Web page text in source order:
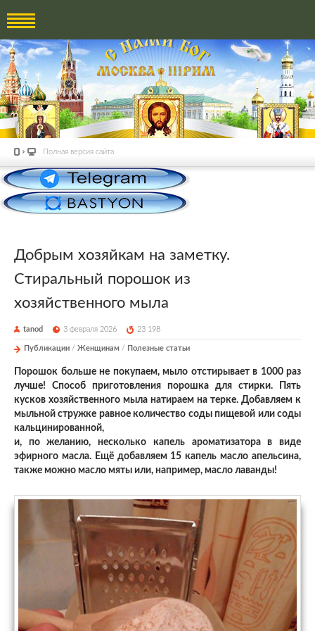
Полная версия сайта
Добрым хозяйкам на заметку.
Стиральный порошок из
хозяйственного мыла
tanod 3 февраля 2026 23 198
Публикации / Женщинам / Полезные статьи
Порошок больше не покупаем, мыло отстирывает в 1000 раз
лучше! Способ приготовления порошка для стирки. Пять
кусков хозяйственного мыла натираем на терке. Добавляем к
мыльной стружке равное количество соды пищевой или соды
кальцинированной,
и, по желанию, несколько капель ароматизатора в виде
эфирного масла. Ещё добавляем 15 капель масло апельсина,
также можно масло мяты или, например, масло лаванды!